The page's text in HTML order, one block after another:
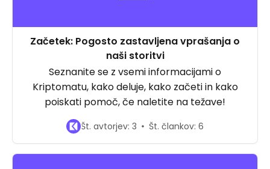
Začetek: Pogosto zastavljena vprašanja o
naši storitvi
Seznanite se z vsemi informacijami o
Kriptomatu, kako deluje, kako začeti in kako
poiskati pomoč, če naletite na težave!
Št. avtorjev: 3 Št. člankov: 6